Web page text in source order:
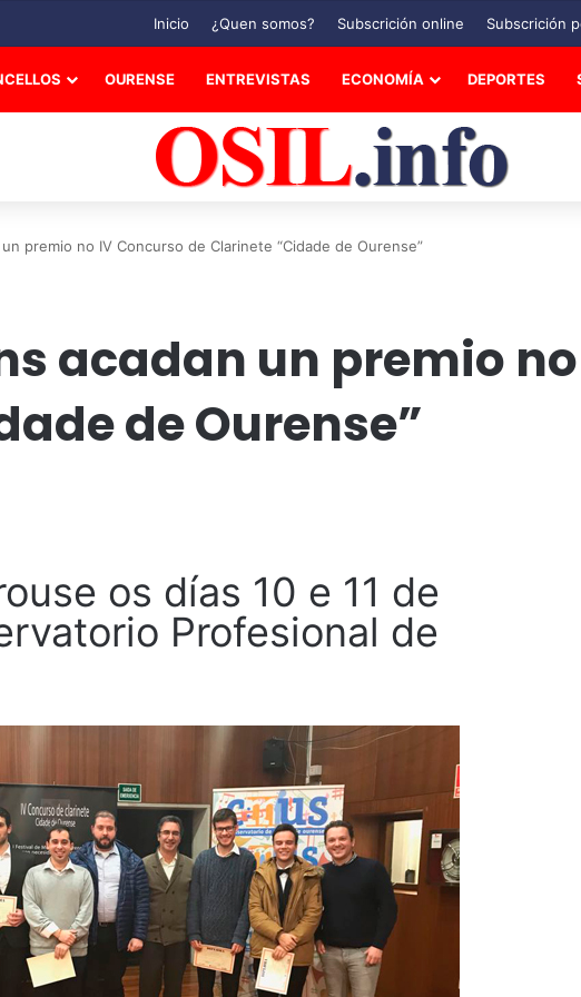
Inicio ¿Quen somos? Subscrición online Subscrición
OURENSE ENTREVISTAS ECONOMÍA DEPORTES
premio no IV Concurso de Clarinete “Cidade de Ourense”
acadan un premio
de Ourense”
os días 10 e 11 de
Profesional de